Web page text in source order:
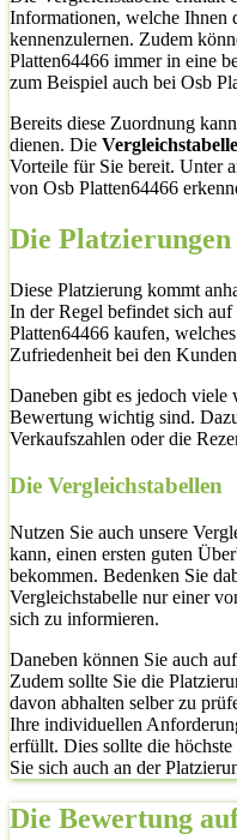
Informationen, welche Ihnen
kennenzulernen. Zudem
Platten64466 immer in eine
zum Beispiel auch bei Osb
Bereits diese Zuordnung
dienen. Die Vergleichstabelle
Vorteile für Sie bereit. Unter
von Osb Platten64466
Die Platzierungen
Diese Platzierung kommt
In der Regel befindet sich
Platten64466 kaufen,
Zufriedenheit bei den
Daneben gibt es jedoch viele
Bewertung wichtig sind.
Verkaufszahlen oder die
Die Vergleichstabellen
Nutzen Sie auch unsere
kann, einen ersten guten
bekommen. Bedenken Sie
Vergleichstabelle nur einer
sich zu informieren.
Daneben können Sie auch auf
Zudem sollte Sie die
davon abhalten selber zu
Ihre individuellen
erfüllt. Dies sollte die
Sie sich auch an der
Die Bewertung